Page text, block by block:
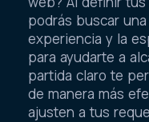
podrás buscar
experiencia y la
para ayudarte a
partida claro te
de manera más
ajusten a tus